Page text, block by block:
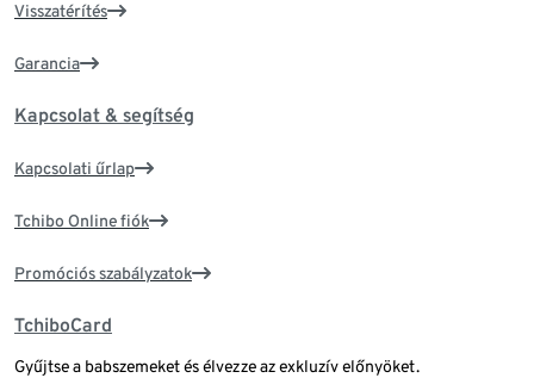
Visszatérítés
Garancia
Kapcsolat & segítség
Kapcsolati űrlap
Tchibo Online fiók
Promóciós szabályzatok
TchiboCard
Gyűjtse a babszemeket és élvezze az exkluzív előnyöket.